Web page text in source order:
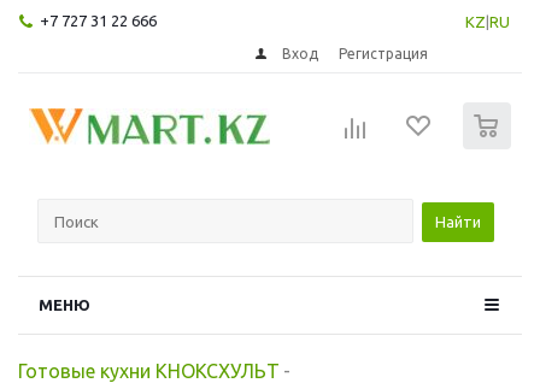
+7 727 31 22 666 KZ RU
Вход Регистрация
Найти
МЕНЮ
Готовые кухни КНОКСХУЛЬТ -